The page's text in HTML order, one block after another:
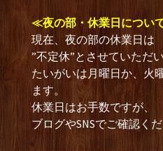
≪夜の部・休業日につい
現在、夜の部の休業日は
”不定休”とさせていただ
たいがいは月曜日か、火
ます。
休業日はお手数ですが、
ブログやSNSでご確認く